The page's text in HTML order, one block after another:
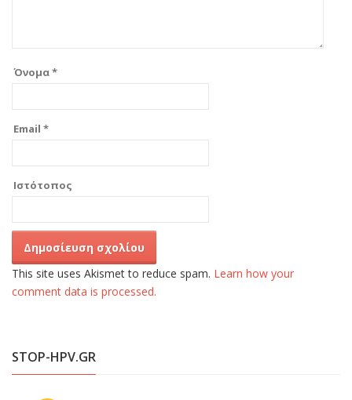
Όνομα*
Email *
Ιστότοπος
This site uses Akismet to reduce spam. Learn how your
comment data is processed.
STOP-HPV.GR